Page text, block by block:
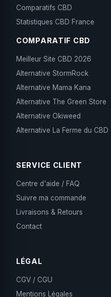
Comparatifs CBD
Statistiques CBD France
COMPARATIF CBD
Meilleur Site CBD 2026
Alternative StormRock
Alternative Mama Kana
Alternative The Green Store
Alternative Okiweed
Alternative La Ferme du CBD
SERVICE CLIENT
Centre d'aide / FAQ
Suivre ma commande
Livraisons & Retours
Contact
LÉGAL
CGV / CGU
Mentions Légales